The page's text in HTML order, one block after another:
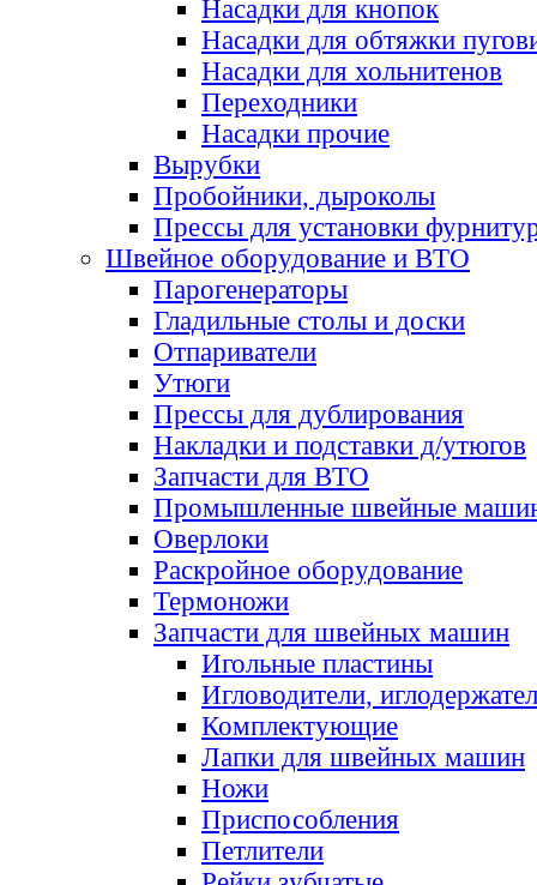
Насадки для кнопок
Насадки для обтяжки
Насадки для хольнитенов
Переходники
Насадки прочие
Вырубки
Пробойники, дыроколы
Прессы для установки
Швейное оборудование и ВТО
Парогенераторы
Гладильные столы и доски
Отпариватели
Утюги
Прессы для дублирования
Накладки и подставки д/утюгов
Запчасти для ВТО
Промышленные швейные
Оверлоки
Раскройное оборудование
Термоножи
Запчасти для швейных машин
Игольные пластины
Игловодители,
Комплектующие
Лапки для швейных машин
Ножи
Приспособления
Петлители